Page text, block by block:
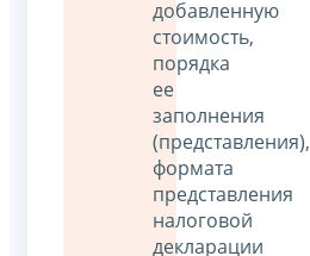
добавленную
стоимость,
порядка
ее
заполнения
(представления),
формата
представления
налоговой
декларации